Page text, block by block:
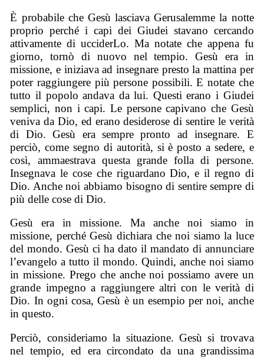
È probabile che Gesù lasciava Gerusalemme la notte
proprio perché i capi dei Giudei stavano cercando
attivamente di ucciderLo. Ma notate che appena fu
giorno, tornò di nuovo nel tempio. Gesù era in
missione, e iniziava ad insegnare presto la mattina per
poter raggiungere più persone possibili. E notate che
tutto il popolo andava da lui. Questi erano i Giudei
semplici, non i capi. Le persone capivano che Gesù
veniva da Dio, ed erano desiderose di sentire le verità
di Dio. Gesù era sempre pronto ad insegnare. E
perciò, come segno di autorità, si è posto a sedere, e
così, ammaestrava questa grande folla di persone.
Insegnava le cose che riguardano Dio, e il regno di
Dio. Anche noi abbiamo bisogno di sentire sempre di
più delle cose di Dio.
Gesù era in missione. Ma anche noi siamo in
missione, perché Gesù dichiara che noi siamo la luce
del mondo. Gesù ci ha dato il mandato di annunciare
l’evangelo a tutto il mondo. Quindi, anche noi siamo
in missione. Prego che anche noi possiamo avere un
grande impegno a raggiungere altri con le verità di
Dio. In ogni cosa, Gesù è un esempio per noi, anche
in questo.
Perciò, consideriamo la situazione. Gesù si trovava
nel tempio, ed era circondato da una grandissima